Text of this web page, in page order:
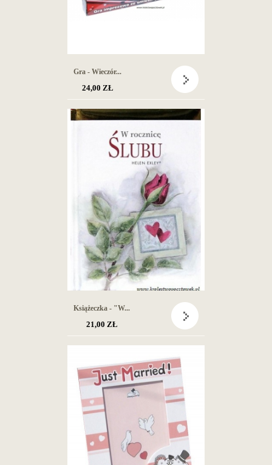
Gra - Wieczór...
24,00 ZŁ
Książeczka - "W...
21,00 ZŁ